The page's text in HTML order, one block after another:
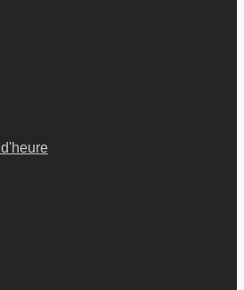
d'heure